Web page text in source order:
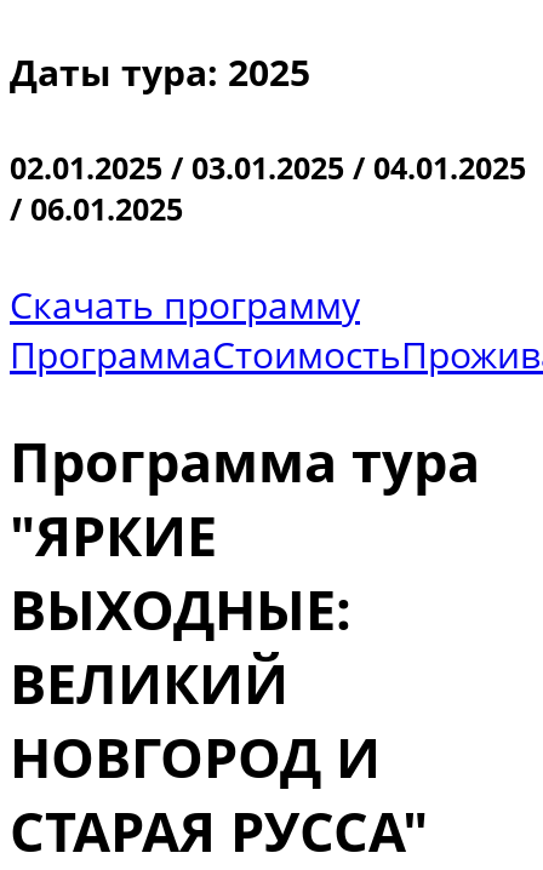
Даты тура: 2025
02.01.2025 / 03.01.2025 / 04.01.2025
/ 06.01.2025
Скачать программу
ПрограммаСтоимость
Программа тура
"ЯРКИЕ
ВЫХОДНЫЕ:
ВЕЛИКИЙ
НОВГОРОД И
СТАРАЯ РУССА"